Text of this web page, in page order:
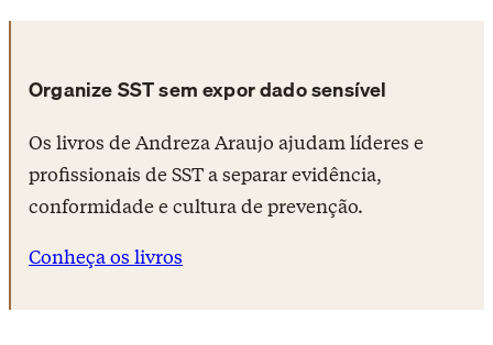
Organize SST sem expor dado sensível
Os livros de Andreza Araujo ajudam líderes e
profissionais de SST a separar evidência,
conformidade e cultura de prevenção.
Conheça os livros